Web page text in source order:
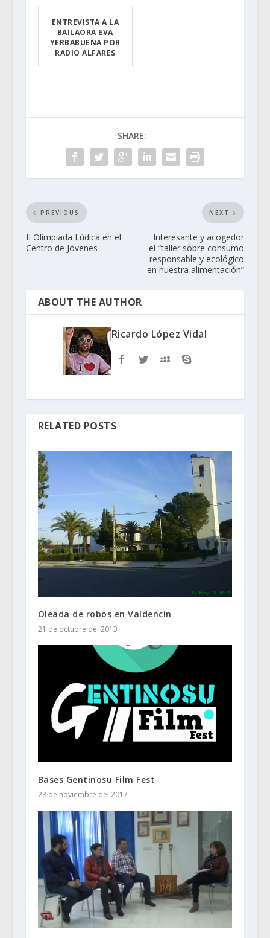
ENTREVISTA A LA
BAILAORA EVA
YERBABUENA POR
RADIO ALFARES
SHARE:
PREVIOUS
II Olimpiada Lúdica en el
Centro de Jóvenes
NEXT
Interesante y acogedor
el “taller sobre consumo
responsable y ecológico
en nuestra alimentación”
ABOUT THE AUTHOR
Ricardo López Vidal
RELATED POSTS
Oleada de robos en Valdencín
21 de octubre del 2013
Bases Gentinosu Film Fest
28 de noviembre del 2017